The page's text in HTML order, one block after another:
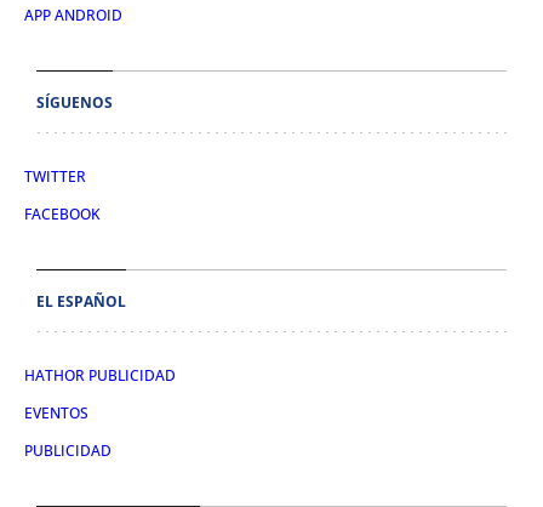
APP ANDROID
SÍGUENOS
TWITTER
FACEBOOK
EL ESPAÑOL
HATHOR PUBLICIDAD
EVENTOS
PUBLICIDAD